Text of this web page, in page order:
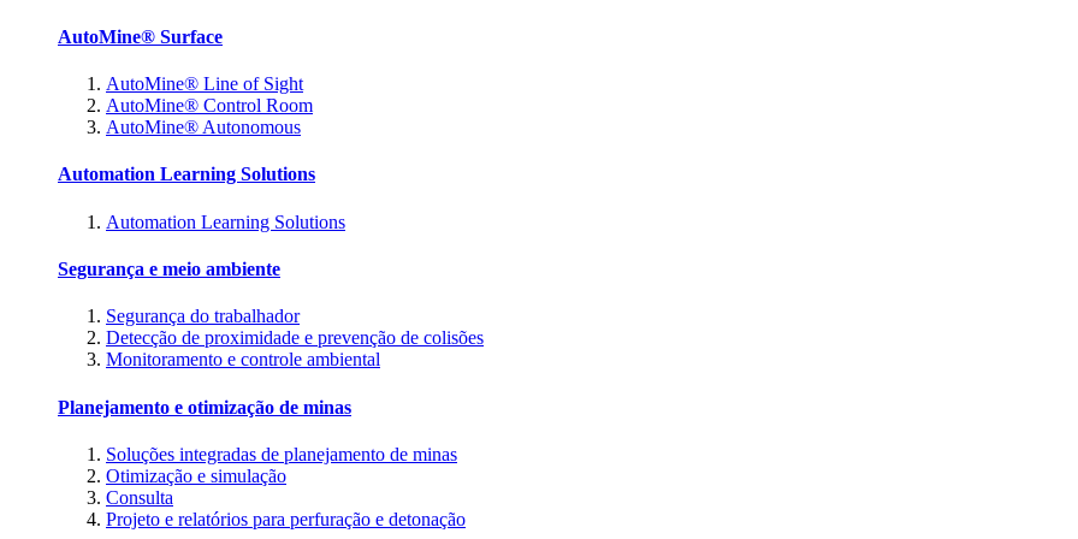
AutoMine® Surface
AutoMine® Line of Sight
AutoMine® Control Room
AutoMine® Autonomous
Automation Learning Solutions
Automation Learning Solutions
Segurança e meio ambiente
Segurança do trabalhador
Detecção de proximidade e prevenção de colisões
Monitoramento e controle ambiental
Planejamento e otimização de minas
Soluções integradas de planejamento de minas
Otimização e simulação
Consulta
Projeto e relatórios para perfuração e detonação